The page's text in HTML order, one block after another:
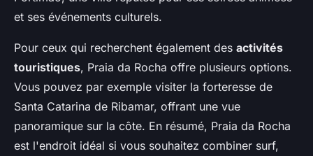
et ses événements culturels.
Pour ceux qui recherchent également des activités
touristiques, Praia da Rocha offre plusieurs options.
Vous pouvez par exemple visiter la forteresse de
Santa Catarina de Ribamar, offrant une vue
panoramique sur la côte. En résumé, Praia da Rocha
est l'endroit idéal si vous souhaitez combiner surf,